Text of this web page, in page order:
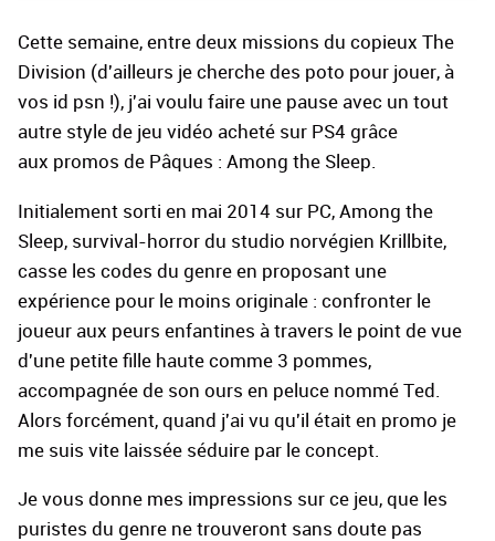
Cette semaine, entre deux missions du copieux The
Division (d'ailleurs je cherche des poto pour jouer, à
vos id psn !), j'ai voulu faire une pause avec un tout
autre style de jeu vidéo acheté sur PS4 grâce
aux promos de Pâques : Among the Sleep.
Initialement sorti en mai 2014 sur PC, Among the
Sleep, survival-horror du studio norvégien Krillbite,
casse les codes du genre en proposant une
expérience pour le moins originale : confronter le
joueur aux peurs enfantines à travers le point de vue
d'une petite fille haute comme 3 pommes,
accompagnée de son ours en peluce nommé Ted.
Alors forcément, quand j'ai vu qu'il était en promo je
me suis vite laissée séduire par le concept.
Je vous donne mes impressions sur ce jeu, que les
puristes du genre ne trouveront sans doute pas